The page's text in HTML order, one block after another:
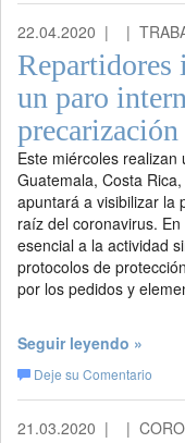
22.04.2020 | |
Repartidores
un paro
precarización
Este miércoles realizan
Guatemala, Costa
apuntará a visibilizar la
raíz del coronavirus.
esencial a la actividad
protocolos de
por los pedidos y
Seguir leyendo »
Deje su Comentario
21.03.2020 | |